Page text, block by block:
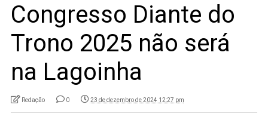
Congresso Diante do
Trono 2025 não será
na Lagoinha
Redação 0 23 de dezembro de 2024 12:27 pm